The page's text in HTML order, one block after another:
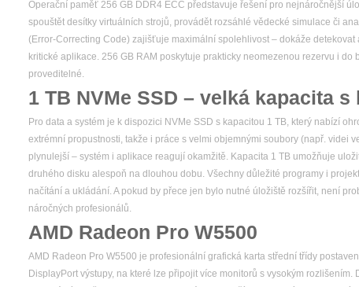
Operační paměť 256 GB DDR4 ECC představuje řešení pro nejnáročnější
spouštět desítky virtuálních strojů, provádět rozsáhlé vědecké simulace či
(Error-Correcting Code) zajišťuje maximální spolehlivost – dokáže
kritické aplikace. 256 GB RAM poskytuje prakticky neomezenou rezervu i
proveditelné.
1 TB NVMe SSD – velká kapacita
Pro data a systém je k dispozici NVMe SSD s kapacitou 1 TB, který nabízí
extrémní propustnosti, takže i práce s velmi objemnými soubory (např. videi
plynulejší – systém i aplikace reagují okamžitě. Kapacita 1 TB umožňuje
druhého disku alespoň na dlouhou dobu. Všechny důležité programy i
načítání a ukládání. A pokud by přece jen bylo nutné úložiště rozšířit, není
náročných profesionálů.
AMD Radeon Pro W5500
AMD Radeon Pro W5500 je profesionální grafická karta střední třídy
DisplayPort výstupy, na které lze připojit více monitorů s vysokým